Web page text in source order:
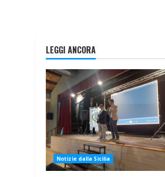
LEGGI ANCORA
Notizie dalla Sicilia